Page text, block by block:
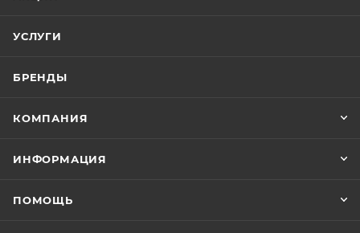
УСЛУГИ
БРЕНДЫ
КОМПАНИЯ
ИНФОРМАЦИЯ
ПОМОЩЬ